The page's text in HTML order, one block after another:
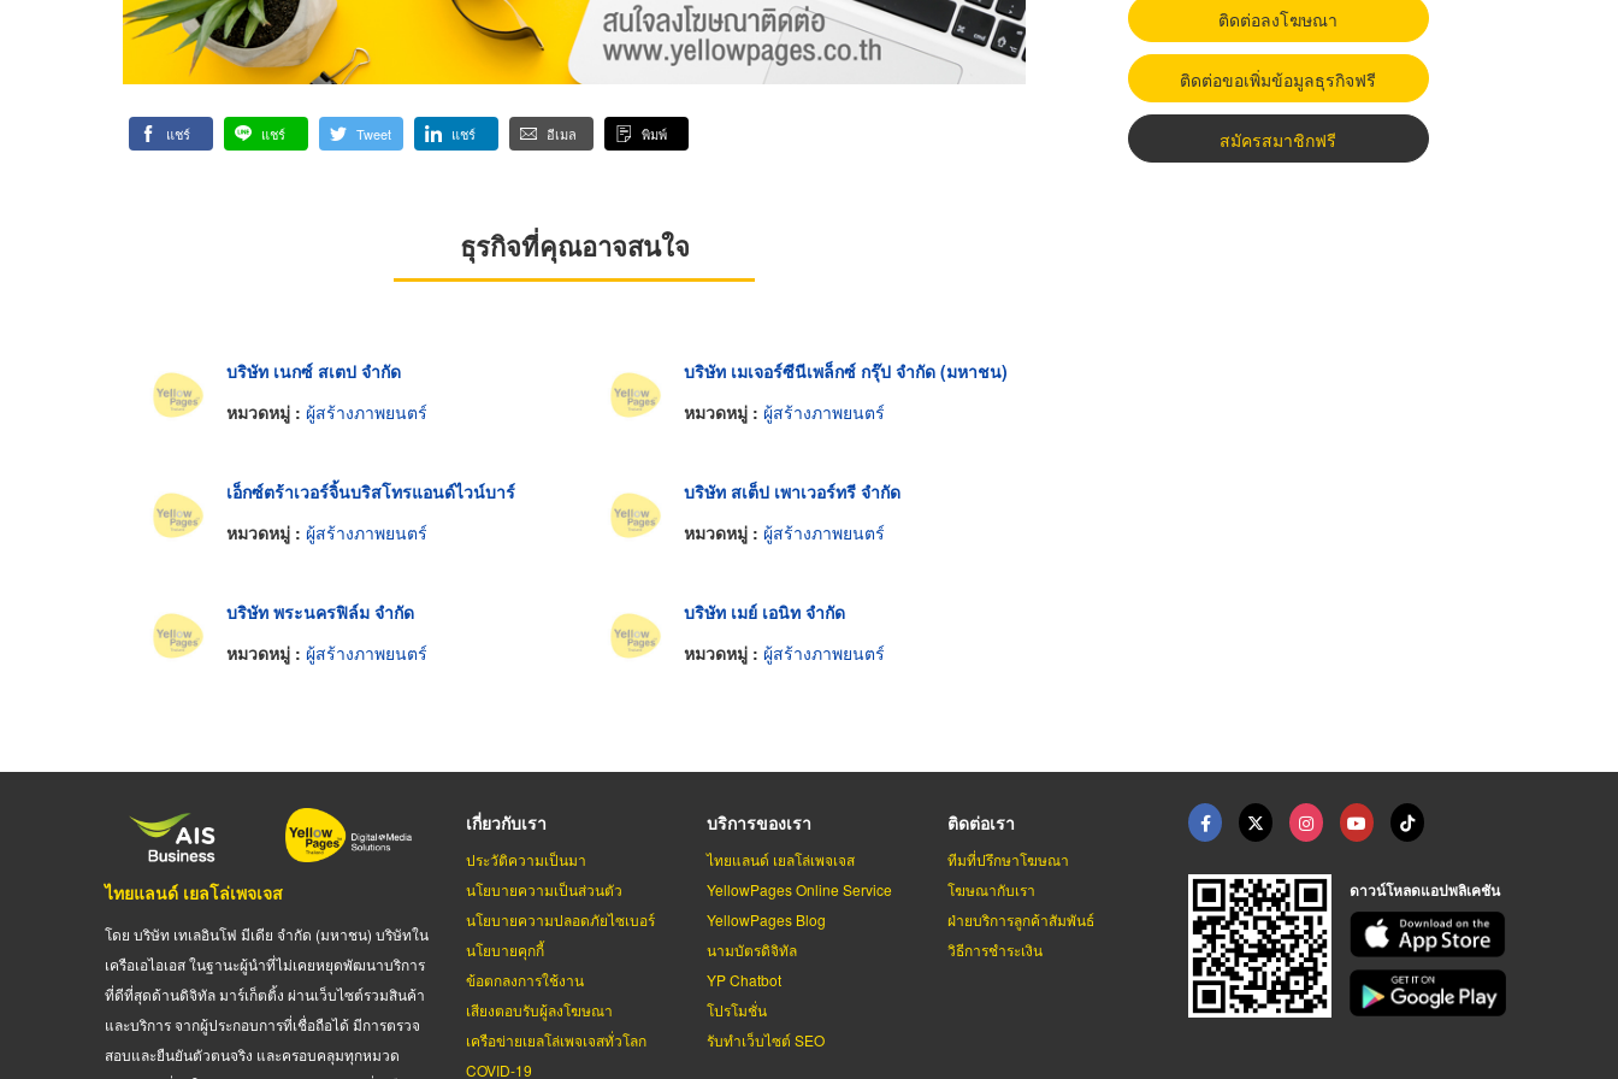
แชร์ แชร์ Tweet แชร์ อีเมล พิมพ์
ธุรกิจที่คุณอาจสนใจ
บริษัท เนกซ์ สเตป จำกัด
หมวดหมู่ : ผู้สร้างภาพยนตร์
บริษัท เมเจอร์ซีนีเพล็กซ์ กรุ๊ป จำกัด (มหาชน)
หมวดหมู่ : ผู้สร้างภาพยนตร์
เอ็กซ์ตร้าเวอร์จิ้นบริสโทรแอนด์ไวน์บาร์
หมวดหมู่ : ผู้สร้างภาพยนตร์
บริษัท สเต็ป เพาเวอร์ทรี จำกัด
หมวดหมู่ : ผู้สร้างภาพยนตร์
บริษัท พระนครฟิล์ม จำกัด
หมวดหมู่ : ผู้สร้างภาพยนตร์
บริษัท เมย์ เอนิท จำกัด
หมวดหมู่ : ผู้สร้างภาพยนตร์
ติดต่อลงโฆษณา
ติดต่อขอเพิ่มข้อมูลธุรกิจฟรี
สมัครสมาชิกฟรี
ไทยแลนด์ เยลโล่เพจเจส
โดย บริษัท เทเลอินโฟ มีเดีย จำกัด (มหาชน) บริษัทใน
เครือเอไอเอส ในฐานะผู้นำที่ไม่เคยหยุดพัฒนาบริการ
ที่ดีที่สุดด้านดิจิทัล มาร์เก็ตติ้ง ผ่านเว็บไซต์รวมสินค้า
และบริการ จากผู้ประกอบการที่เชื่อถือได้ มีการตรวจ
สอบและยืนยันตัวตนจริง และครอบคลุมทุกหมวด
เกี่ยวกับเรา
ประวัติความเป็นมา
นโยบายความเป็นส่วนตัว
นโยบายความปลอดภัยไซเบอร์
นโยบายคุกกี้
ข้อตกลงการใช้งาน
เสียงตอบรับผู้ลงโฆษณา
เครือข่ายเยลโล่เพจเจสทั่วโลก
COVID-19
บริการของเรา
ไทยแลนด์ เยลโล่เพจเจส
YellowPages Online Service
YellowPages Blog
นามบัตรดิจิทัล
YP Chatbot
โปรโมชั่น
รับทำเว็บไซต์ SEO
ติดต่อเรา
ทีมที่ปรึกษาโฆษณา
โฆษณากับเรา
ฝ่ายบริการลูกค้าสัมพันธ์
วิธีการชำระเงิน
ดาวน์โหลดแอปพลิเคชัน